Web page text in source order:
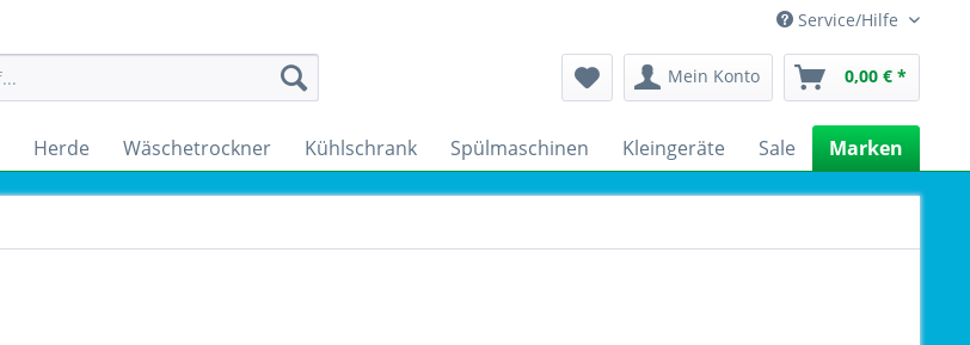
Service/Hilfe
Mein Konto 0,00 € *
Herde Wäschetrockner Kühlschrank Spülmaschinen Kleingeräte Sale Marken